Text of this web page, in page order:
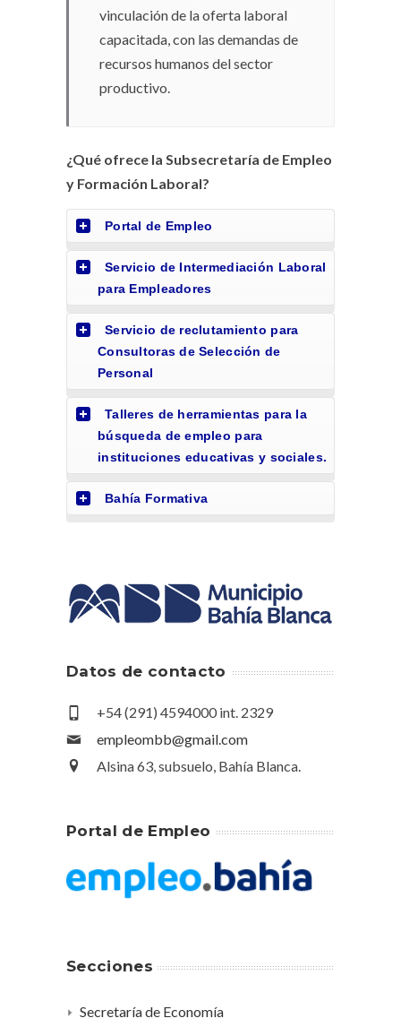
vinculación de la oferta laboral
capacitada, con las demandas de
recursos humanos del sector
productivo.
¿Qué ofrece la Subsecretaría de Empleo
y Formación Laboral?
Portal de Empleo
Servicio de Intermediación Laboral
para Empleadores
Servicio de reclutamiento para
Consultoras de Selección de
Personal
Talleres de herramientas para la
búsqueda de empleo para
instituciones educativas y sociales.
Bahía Formativa
Datos de contacto
+54 (291) 4594000 int. 2329
empleombb@gmail.com
Alsina 63, subsuelo, Bahía Blanca.
Portal de Empleo
Secciones
Secretaría de Economía